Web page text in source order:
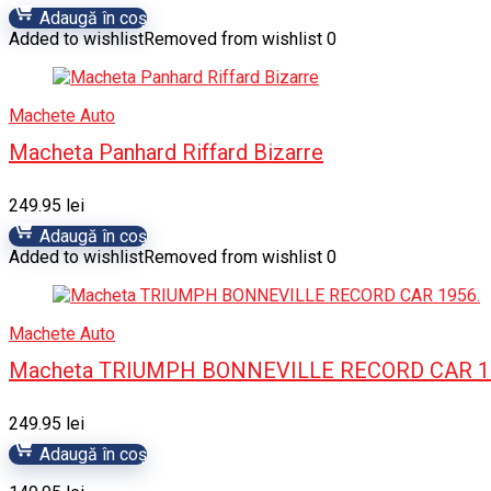
Adaugă în coș
Added to wishlistRemoved from wishlist 0
Machete Auto
Macheta Panhard Riffard Bizarre
249.95 lei
Adaugă în coș
Added to wishlistRemoved from wishlist 0
Machete Auto
Macheta TRIUMPH BONNEVILLE RECORD CAR
249.95 lei
Adaugă în coș